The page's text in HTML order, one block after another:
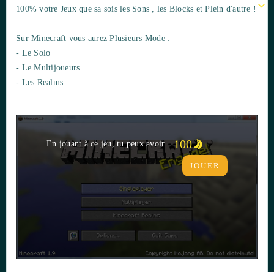
100% votre Jeux que sa sois les Sons , les Blocks et Plein d'autre !
Sur Minecraft vous aurez Plusieurs Mode :
- Le Solo
- Le Multijoueurs
- Les Realms
En jouant à ce jeu, tu peux avoir 100
JOUER